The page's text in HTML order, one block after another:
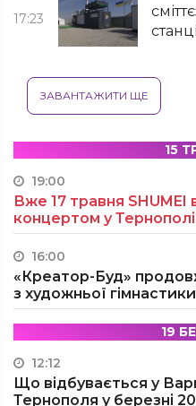
17:23
ЗАВАНТАЖИТИ ЩЕ
15
19:00
Вже 17 травня SHUMEI
концертом у Тернополі
16:00
«Креатор-Буд»
з художньої гімнастики
19
12:12
Що відбувається у
Тернополя у березні